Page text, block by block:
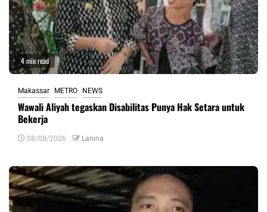
4 min read
Makassar METRO NEWS
Wawali Aliyah tegaskan Disabilitas Punya Hak Setara untuk
Bekerja
08/08/2026 Lanina